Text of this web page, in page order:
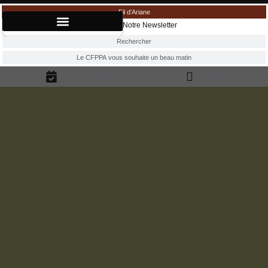
Fil d'Ariane
Rechercher
Le CFPPA vous souhaite un beau matin
Notre Newsletter